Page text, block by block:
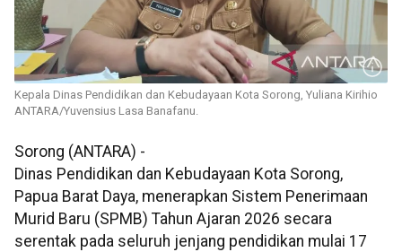
Kepala Dinas Pendidikan dan Kebudayaan Kota Sorong, Yuliana Kirihio
ANTARA/Yuvensius Lasa Banafanu.
Sorong (ANTARA) -
Dinas Pendidikan dan Kebudayaan Kota Sorong,
Papua Barat Daya, menerapkan Sistem Penerimaan
Murid Baru (SPMB) Tahun Ajaran 2026 secara
serentak pada seluruh jenjang pendidikan mulai 17